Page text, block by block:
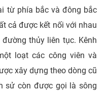
từ phía bắc và đông bắc
cả được kết nối với nhau
thủy liên tục. Kênh
loạt các công viên và
xây dựng theo dòng cũ
sử còn được gọi là sông